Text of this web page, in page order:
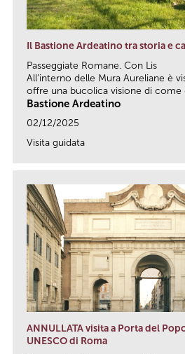
Il Bastione Ardeatino tra storia e
Passeggiate Romane. Con Lis
All’interno delle Mura Aureliane è
offre una bucolica visione di come
Bastione Ardeatino
02/12/2025
Visita guidata
ANNULLATA visita a Porta del
UNESCO di Roma